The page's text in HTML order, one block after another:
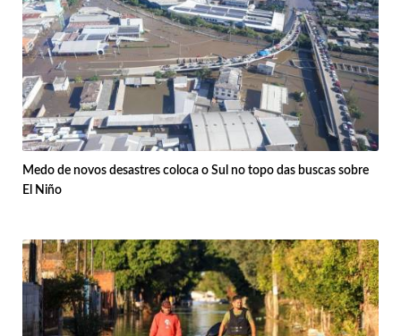
Medo de novos desastres coloca o Sul no topo das buscas sobre
El Niño